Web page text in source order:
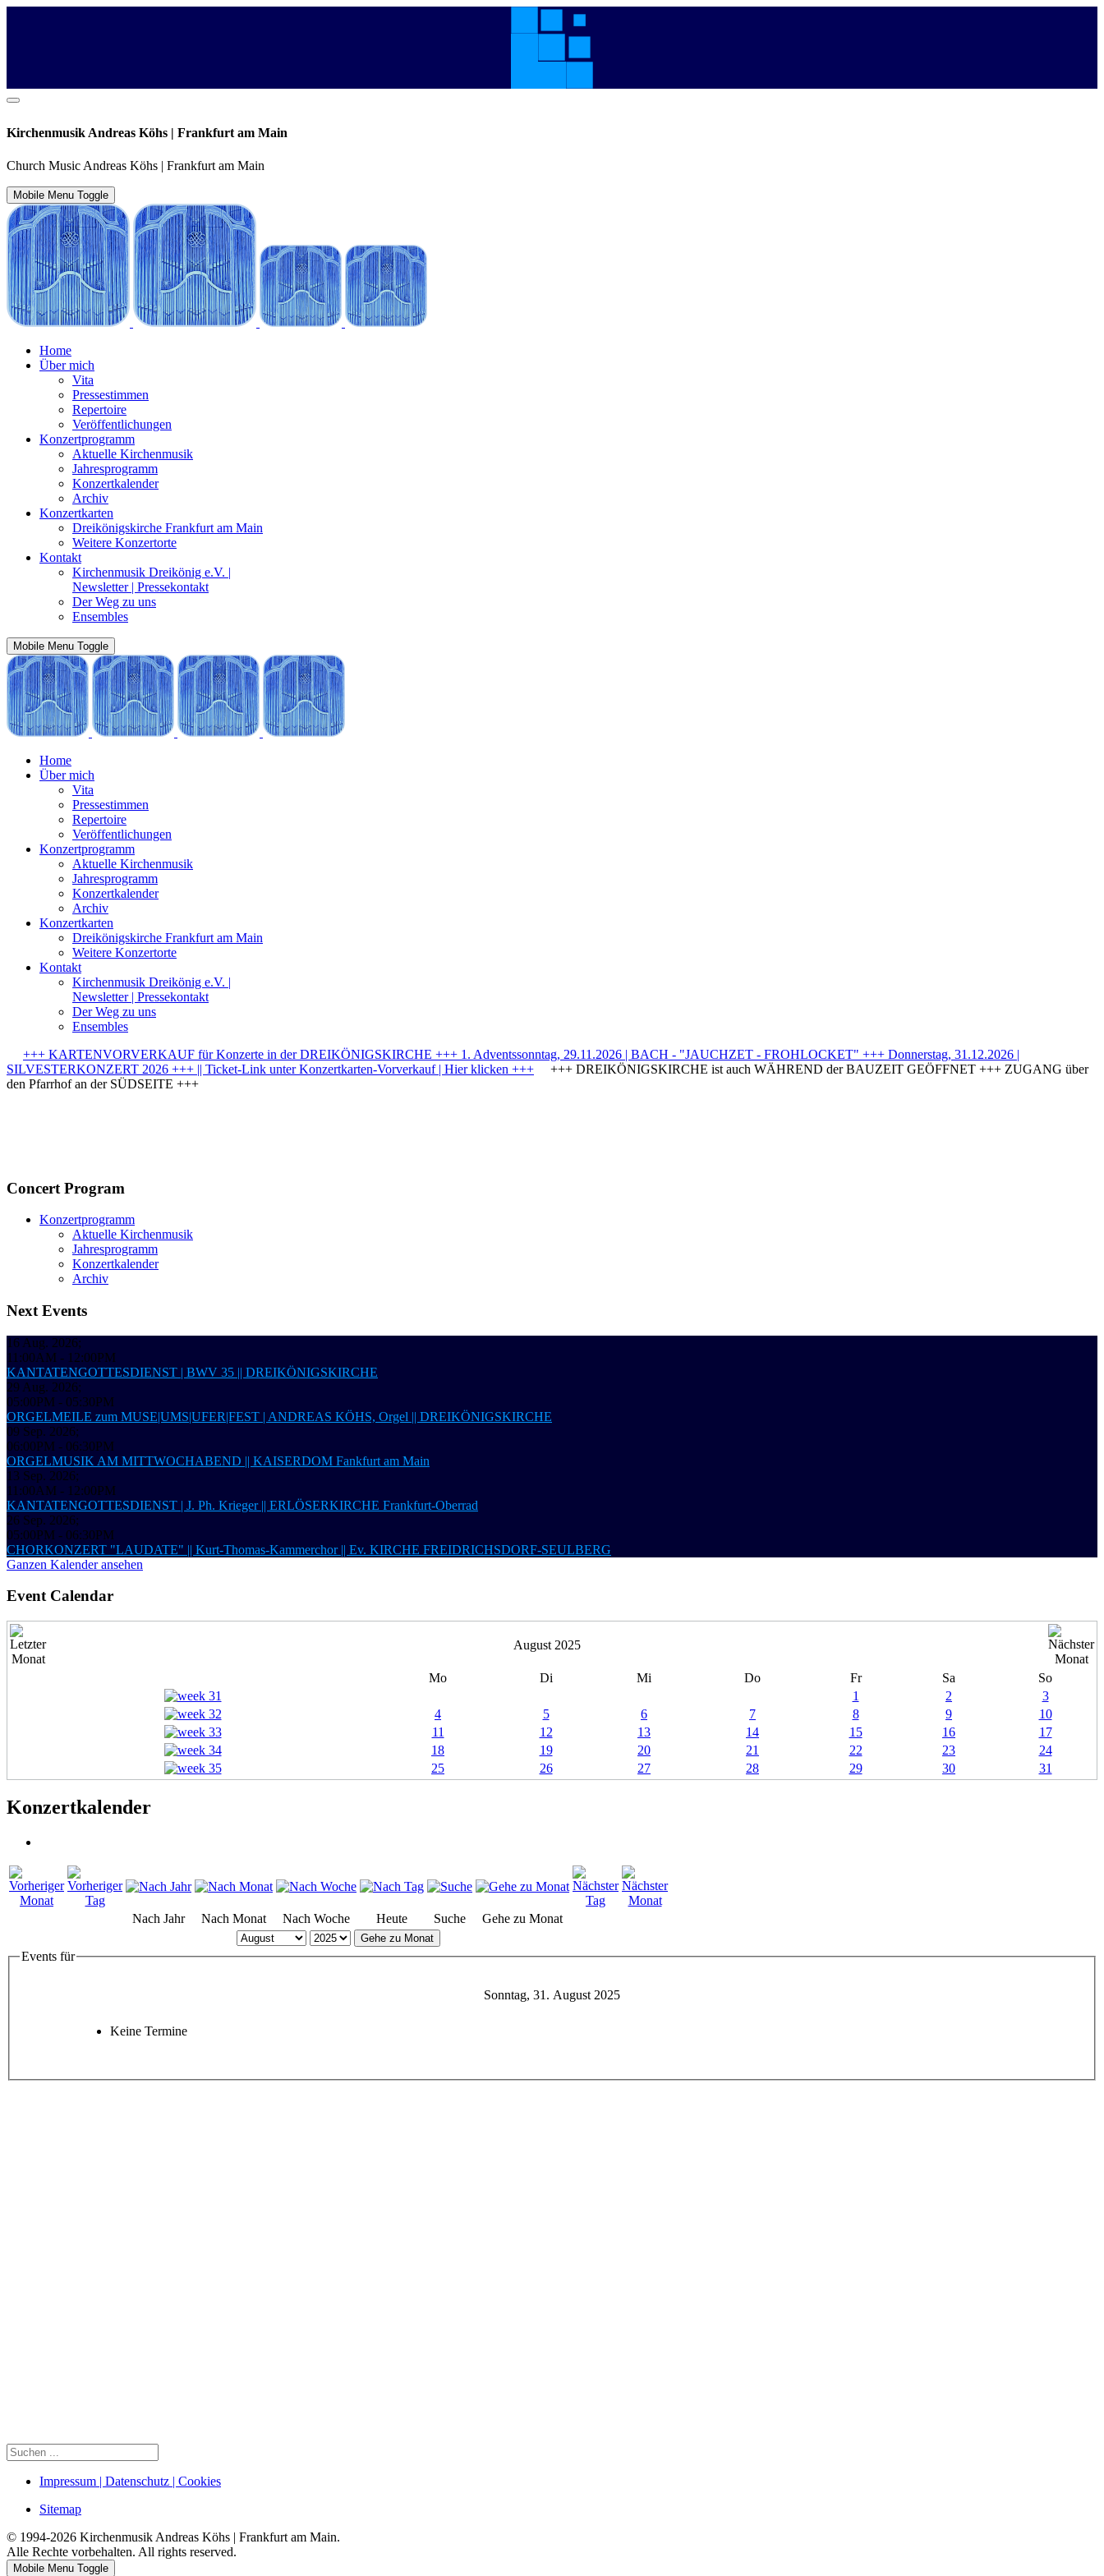
Kirchenmusik Andreas Köhs | Frankfurt am Main
Church Music Andreas Köhs | Frankfurt am Main
Mobile Menu Toggle
Home
Über mich
Vita
Pressestimmen
Repertoire
Veröffentlichungen
Konzertprogramm
Aktuelle Kirchenmusik
Jahresprogramm
Konzertkalender
Archiv
Konzertkarten
Dreikönigskirche Frankfurt am Main
Weitere Konzertorte
Kontakt
Kirchenmusik Dreikönig e.V. |
Newsletter | Pressekontakt
Der Weg zu uns
Ensembles
Mobile Menu Toggle
Home
Über mich
Vita
Pressestimmen
Repertoire
Veröffentlichungen
Konzertprogramm
Aktuelle Kirchenmusik
Jahresprogramm
Konzertkalender
Archiv
Konzertkarten
Dreikönigskirche Frankfurt am Main
Weitere Konzertorte
Kontakt
Kirchenmusik Dreikönig e.V. |
Newsletter | Pressekontakt
Der Weg zu uns
Ensembles
+++ KARTENVORVERKAUF für Konzerte in der DREIKÖNIGSKIRCHE +++ 1. Adventssonntag, 29.11.2026 | BACH - "JAUCHZET - FROHLOCKET" +++ Donnerstag, 31.12.2026 |
SILVESTERKONZERT 2026 +++ || Ticket-Link unter Konzertkarten-Vorverkauf | Hier klicken +++ +++ DREIKÖNIGSKIRCHE ist auch WÄHREND der BAUZEIT GEÖFFNET +++ ZUGANG über
den Pfarrhof an der SÜDSEITE +++
Concert Program
Konzertprogramm
Aktuelle Kirchenmusik
Jahresprogramm
Konzertkalender
Archiv
Next Events
16 Aug. 2026;
11:00AM - 12:00PM
KANTATENGOTTESDIENST | BWV 35 || DREIKÖNIGSKIRCHE
29 Aug. 2026;
05:00PM - 05:30PM
ORGELMEILE zum MUSE|UMS|UFER|FEST | ANDREAS KÖHS, Orgel || DREIKÖNIGSKIRCHE
09 Sep. 2026;
06:00PM - 06:30PM
ORGELMUSIK AM MITTWOCHABEND || KAISERDOM Fankfurt am Main
13 Sep. 2026;
11:00AM - 12:00PM
KANTATENGOTTESDIENST | J. Ph. Krieger || ERLÖSERKIRCHE Frankfurt-Oberrad
26 Sep. 2026;
05:00PM - 06:30PM
CHORKONZERT "LAUDATE" || Kurt-Thomas-Kammerchor || Ev. KIRCHE FREIDRICHSDORF-SEULBERG
Ganzen Kalender ansehen
Event Calendar
August 2025
Mo Di Mi Do Fr Sa
So
1
2
3
4
5 6 7 8 9
10
11
12 13 14 15 16
17
18
19 20 21 22 23
24
25
26 27 28 29 30 31
Konzertkalender
Nach Jahr Nach Monat Nach Woche Heute Suche Gehe zu Monat
Gehe zu Monat
Events für
Sonntag, 31. August 2025
Keine Termine
Impressum | Datenschutz | Cookies
Sitemap
© 1994-2026 Kirchenmusik Andreas Köhs | Frankfurt am Main.
Alle Rechte vorbehalten. All rights reserved.
Mobile Menu Toggle